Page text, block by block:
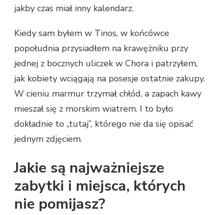
jakby czas miał inny kalendarz.
Kiedy sam byłem w Tinos, w końcówce
popołudnia przysiadłem na krawężniku przy
jednej z bocznych uliczek w Chora i patrzyłem,
jak kobiety wciągają na posesje ostatnie zakupy.
W cieniu marmur trzymał chłód, a zapach kawy
mieszał się z morskim wiatrem. I to było
dokładnie to „tutaj”, którego nie da się opisać
jednym zdjęciem.
Jakie są najważniejsze
zabytki i miejsca, których
nie pomijasz?